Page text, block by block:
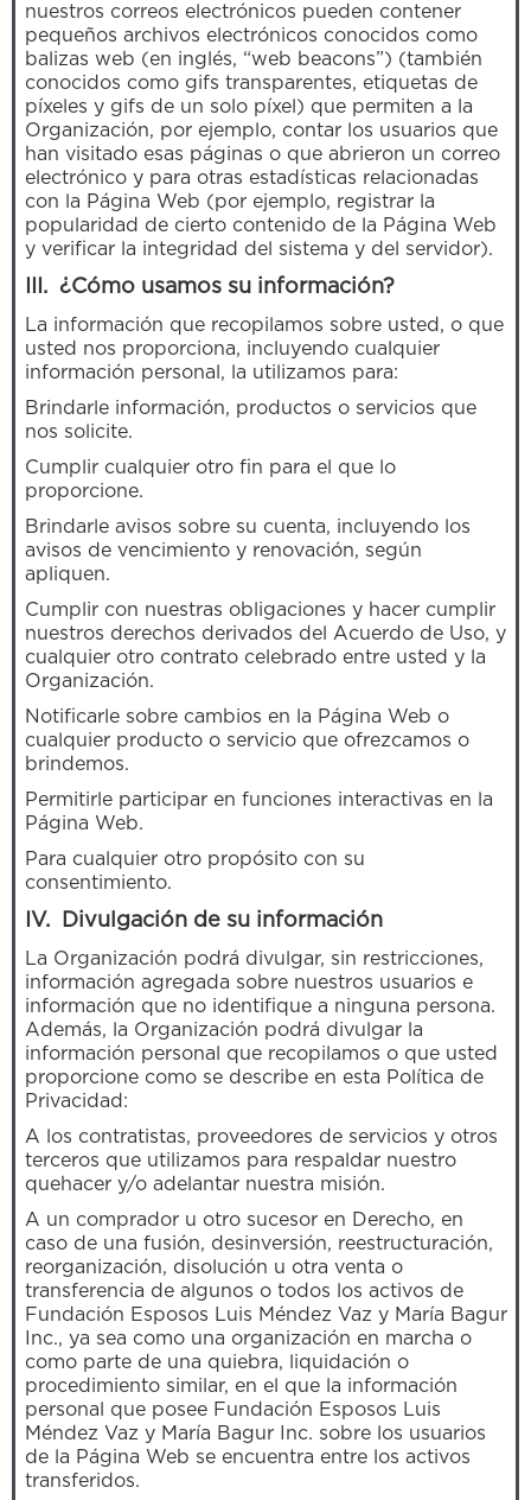
nuestros correos electrónicos pueden contener
pequeños archivos electrónicos conocidos como
balizas web (en inglés, “web beacons”) (también
conocidos como gifs transparentes, etiquetas de
píxeles y gifs de un solo píxel) que permiten a la
Organización, por ejemplo, contar los usuarios que
han visitado esas páginas o que abrieron un correo
electrónico y para otras estadísticas relacionadas
con la Página Web (por ejemplo, registrar la
popularidad de cierto contenido de la Página Web
y verificar la integridad del sistema y del servidor).
III. ¿Cómo usamos su información?
La información que recopilamos sobre usted, o que
usted nos proporciona, incluyendo cualquier
información personal, la utilizamos para:
Brindarle información, productos o servicios que
nos solicite.
Cumplir cualquier otro fin para el que lo
proporcione.
Brindarle avisos sobre su cuenta, incluyendo los
avisos de vencimiento y renovación, según
apliquen.
Cumplir con nuestras obligaciones y hacer cumplir
nuestros derechos derivados del Acuerdo de Uso, y
cualquier otro contrato celebrado entre usted y la
Organización.
Notificarle sobre cambios en la Página Web o
cualquier producto o servicio que ofrezcamos o
brindemos.
Permitirle participar en funciones interactivas en la
Página Web.
Para cualquier otro propósito con su
consentimiento.
IV. Divulgación de su información
La Organización podrá divulgar, sin restricciones,
información agregada sobre nuestros usuarios e
información que no identifique a ninguna persona.
Además, la Organización podrá divulgar la
información personal que recopilamos o que usted
proporcione como se describe en esta Política de
Privacidad:
A los contratistas, proveedores de servicios y otros
terceros que utilizamos para respaldar nuestro
quehacer y/o adelantar nuestra misión.
A un comprador u otro sucesor en Derecho, en
caso de una fusión, desinversión, reestructuración,
reorganización, disolución u otra venta o
transferencia de algunos o todos los activos de
Fundación Esposos Luis Méndez Vaz y María Bagur
Inc., ya sea como una organización en marcha o
como parte de una quiebra, liquidación o
procedimiento similar, en el que la información
personal que posee Fundación Esposos Luis
Méndez Vaz y María Bagur Inc. sobre los usuarios
de la Página Web se encuentra entre los activos
transferidos.